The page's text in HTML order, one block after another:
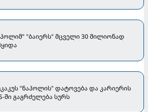
"ბაიერს" მცველი 30 მილიონად
"ნაპოლის" დატოვება და კარიერის
ში გაგრძელება სურს